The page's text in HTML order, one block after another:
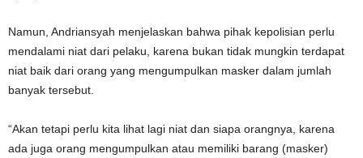
Namun, Andriansyah menjelaskan bahwa pihak kepolisian perlu
mendalami niat dari pelaku, karena bukan tidak mungkin terdapat
niat baik dari orang yang mengumpulkan masker dalam jumlah
banyak tersebut.
“Akan tetapi perlu kita lihat lagi niat dan siapa orangnya, karena
ada juga orang mengumpulkan atau memiliki barang (masker)